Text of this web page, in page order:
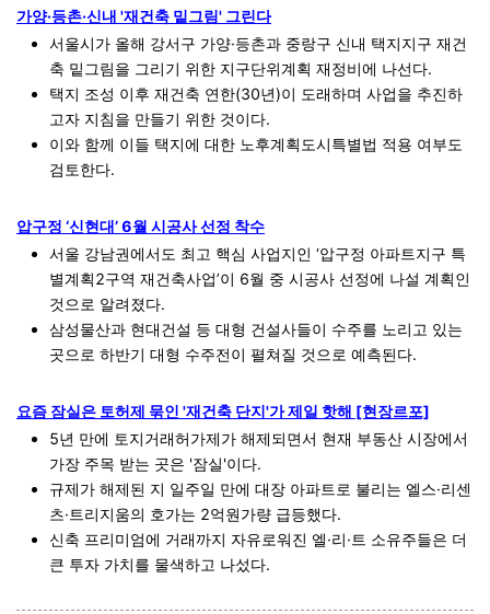
가양·등촌·신내 '재건축 밑그림' 그린다
서울시가 올해 강서구 가양·등촌과 중랑구 신내 택지지구 재건
축 밑그림을 그리기 위한 지구단위계획 재정비에 나선다.
택지 조성 이후 재건축 연한(30년)이 도래하며 사업을 추진하
고자 지침을 만들기 위한 것이다.
이와 함께 이들 택지에 대한 노후계획도시특별법 적용 여부도
검토한다.
압구정 ‘신현대’ 6월 시공사 선정 착수
서울 강남권에서도 최고 핵심 사업지인 ‘압구정 아파트지구 특
별계획2구역 재건축사업’이 6월 중 시공사 선정에 나설 계획인
것으로 알려졌다.
삼성물산과 현대건설 등 대형 건설사들이 수주를 노리고 있는
곳으로 하반기 대형 수주전이 펼쳐질 것으로 예측된다.
요즘 잠실은 토허제 묶인 '재건축 단지'가 제일 핫해 [현장르포]
5년 만에 토지거래허가제가 해제되면서 현재 부동산 시장에서
가장 주목 받는 곳은 '잠실'이다.
규제가 해제된 지 일주일 만에 대장 아파트로 불리는 엘스·리센
츠·트리지움의 호가는 2억원가량 급등했다.
신축 프리미엄에 거래까지 자유로워진 엘·리·트 소유주들은 더
큰 투자 가치를 물색하고 나섰다.